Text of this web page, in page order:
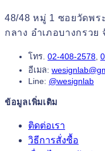
48/48 หมู่ 1 ซอยวัดพร
กลาง อำเภอบางกรว
โทร. 02-408-2578,
อีเมล:
Line: @wesignlab
ข้อมูลเพิ่มเติม
ติดต่อเรา
วิธีการสั่งซื้อ